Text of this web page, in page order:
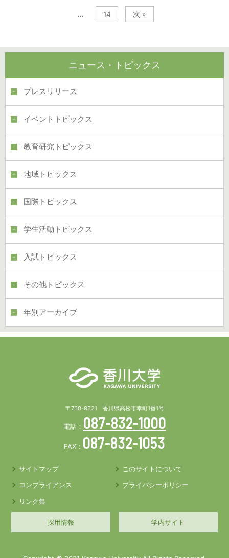
... 14 次 »
ニュース・トピックス
プレスリリース
イベントトピックス
教育研究トピックス
地域トピックス
国際トピックス
学生活動トピックス
入試トピックス
その他トピックス
年別アーカイブ
〒760-8521 香川県高松市幸町1番1号
電話： 087-832-1000
FAX： 087-832-1053
サイトマップ
このサイトについて
コンプライアンス
プライバシーポリシー
リンク集
採用情報 学内サイト